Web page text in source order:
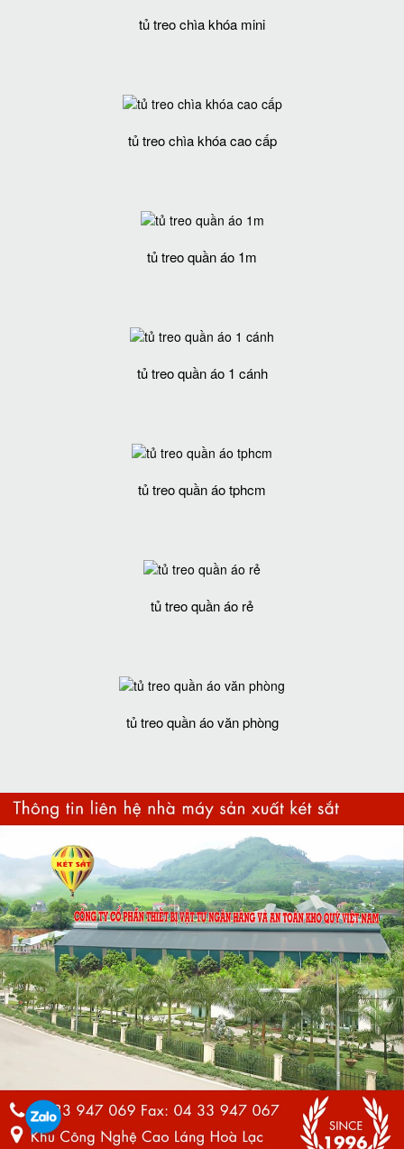
tủ treo chìa khóa mini
tủ treo chìa khóa cao cấp
tủ treo quần áo 1m
tủ treo quần áo 1 cánh
tủ treo quần áo tphcm
tủ treo quần áo rẻ
tủ treo quần áo văn phòng